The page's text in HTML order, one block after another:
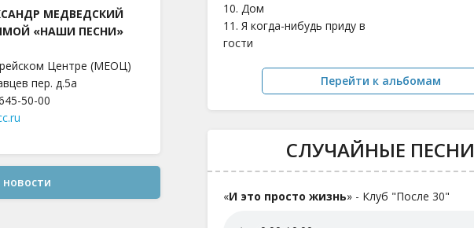
МЕДВЕДСКИЙ
«НАШИ ПЕСНИ»
Центре (МЕОЦ)
пер. д.5а
50-00
новости
10. Дом
11. Я когда-нибудь приду в
гости
Перейти к альбомам
СЛУЧАЙНЫЕ ПЕСНИ
«И это просто жизнь» - Клуб "После 30"